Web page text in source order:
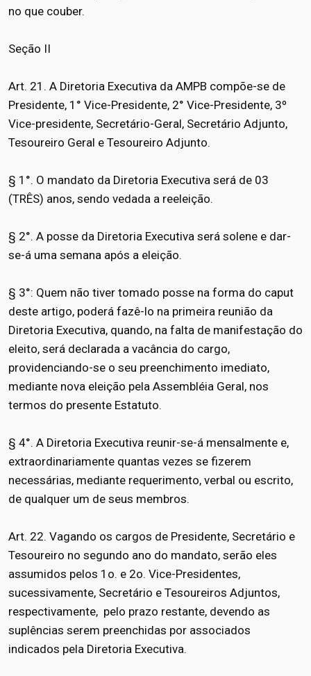
no que couber.
Seção II
Art. 21. A Diretoria Executiva da AMPB compõe-se de
Presidente, 1° Vice-Presidente, 2° Vice-Presidente, 3º
Vice-presidente, Secretário-Geral, Secretário Adjunto,
Tesoureiro Geral e Tesoureiro Adjunto.
§ 1°. O mandato da Diretoria Executiva será de 03
(TRÊS) anos, sendo vedada a reeleição.
§ 2°. A posse da Diretoria Executiva será solene e dar-
se-á uma semana após a eleição.
§ 3°: Quem não tiver tomado posse na forma do caput
deste artigo, poderá fazê-lo na primeira reunião da
Diretoria Executiva, quando, na falta de manifestação do
eleito, será declarada a vacância do cargo,
providenciando-se o seu preenchimento imediato,
mediante nova eleição pela Assembléia Geral, nos
termos do presente Estatuto.
§ 4°. A Diretoria Executiva reunir-se-á mensalmente e,
extraordinariamente quantas vezes se fizerem
necessárias, mediante requerimento, verbal ou escrito,
de qualquer um de seus membros.
Art. 22. Vagando os cargos de Presidente, Secretário e
Tesoureiro no segundo ano do mandato, serão eles
assumidos pelos 1o. e 2o. Vice-Presidentes,
sucessivamente, Secretário e Tesoureiros Adjuntos,
respectivamente, pelo prazo restante, devendo as
suplências serem preenchidas por associados
indicados pela Diretoria Executiva.